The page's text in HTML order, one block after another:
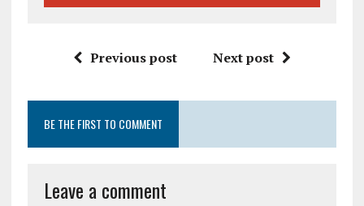
Previous post Next post
BE THE FIRST TO COMMENT
Leave a comment